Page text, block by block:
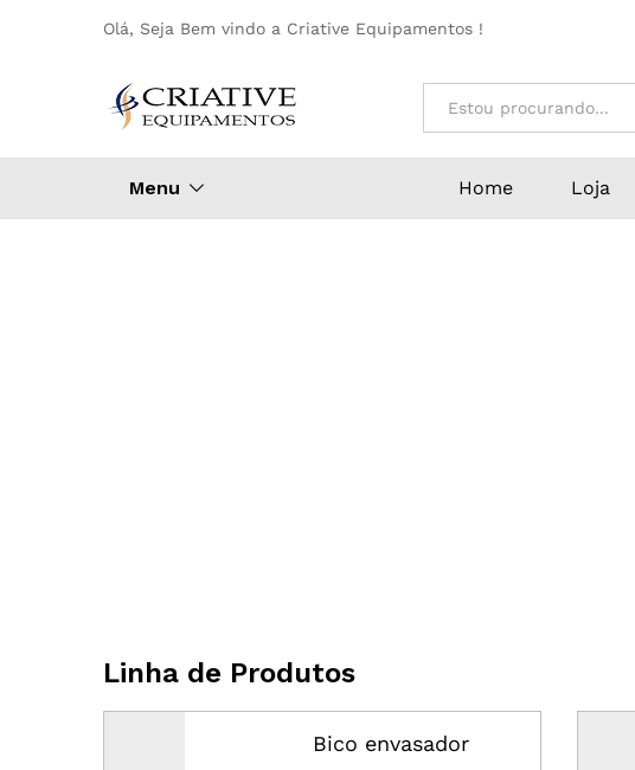
Olá, Seja Bem vindo a Criative Equipamentos !
Todos
Menu Home Loja
Linha de Produtos
Bico envasador